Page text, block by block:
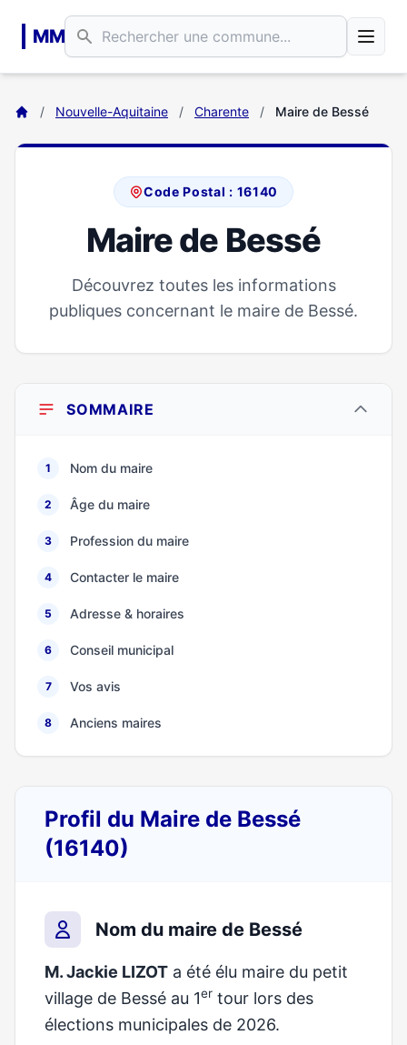
MM
/ Nouvelle-Aquitaine / Charente / Maire de Bessé
Code Postal : 16140
Maire de Bessé
Découvrez toutes les informations
publiques concernant le maire de Bessé.
SOMMAIRE
1 Nom du maire
2 Âge du maire
3 Profession du maire
4 Contacter le maire
5 Adresse & horaires
6 Conseil municipal
7 Vos avis
8 Anciens maires
Profil du Maire de Bessé
(16140)
Nom du maire de Bessé
M. Jackie LIZOT a été élu maire du petit
village de Bessé au 1er tour lors des
élections municipales de 2026.